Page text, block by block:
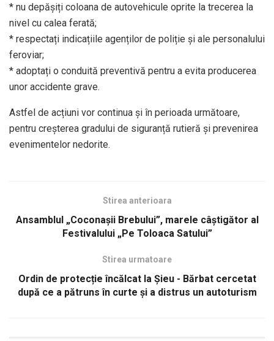
* nu depășiți coloana de autovehicule oprite la trecerea la
nivel cu calea ferată;
* respectați indicațiile agenților de poliție și ale personalului
feroviar;
* adoptați o conduită preventivă pentru a evita producerea
unor accidente grave.
Astfel de acțiuni vor continua și în perioada următoare,
pentru creșterea gradului de siguranță rutieră și prevenirea
evenimentelor nedorite.
Stirea anterioara
Ansamblul „Coconașii Brebului”, marele câștigător al
Festivalului „Pe Toloaca Satului”
Stirea urmatoare
Ordin de protecție încălcat la Șieu - Bărbat cercetat
după ce a pătruns în curte și a distrus un autoturism